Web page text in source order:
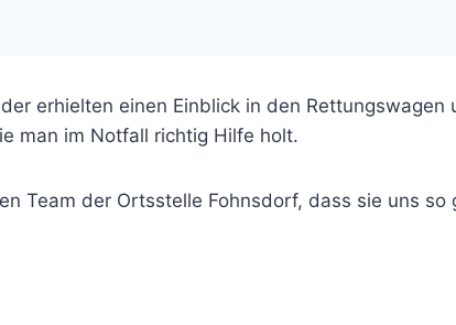
erhielten einen Einblick in den Rettungswagen
man im Notfall richtig Hilfe holt.
Team der Ortsstelle Fohnsdorf, dass sie uns